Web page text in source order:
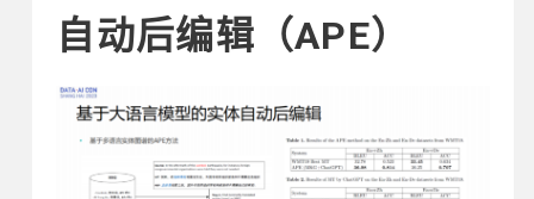
自动后编辑（APE）